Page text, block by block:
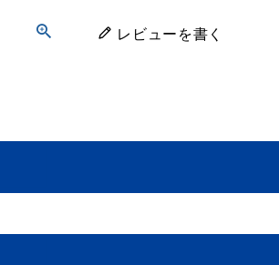
レビューを書く